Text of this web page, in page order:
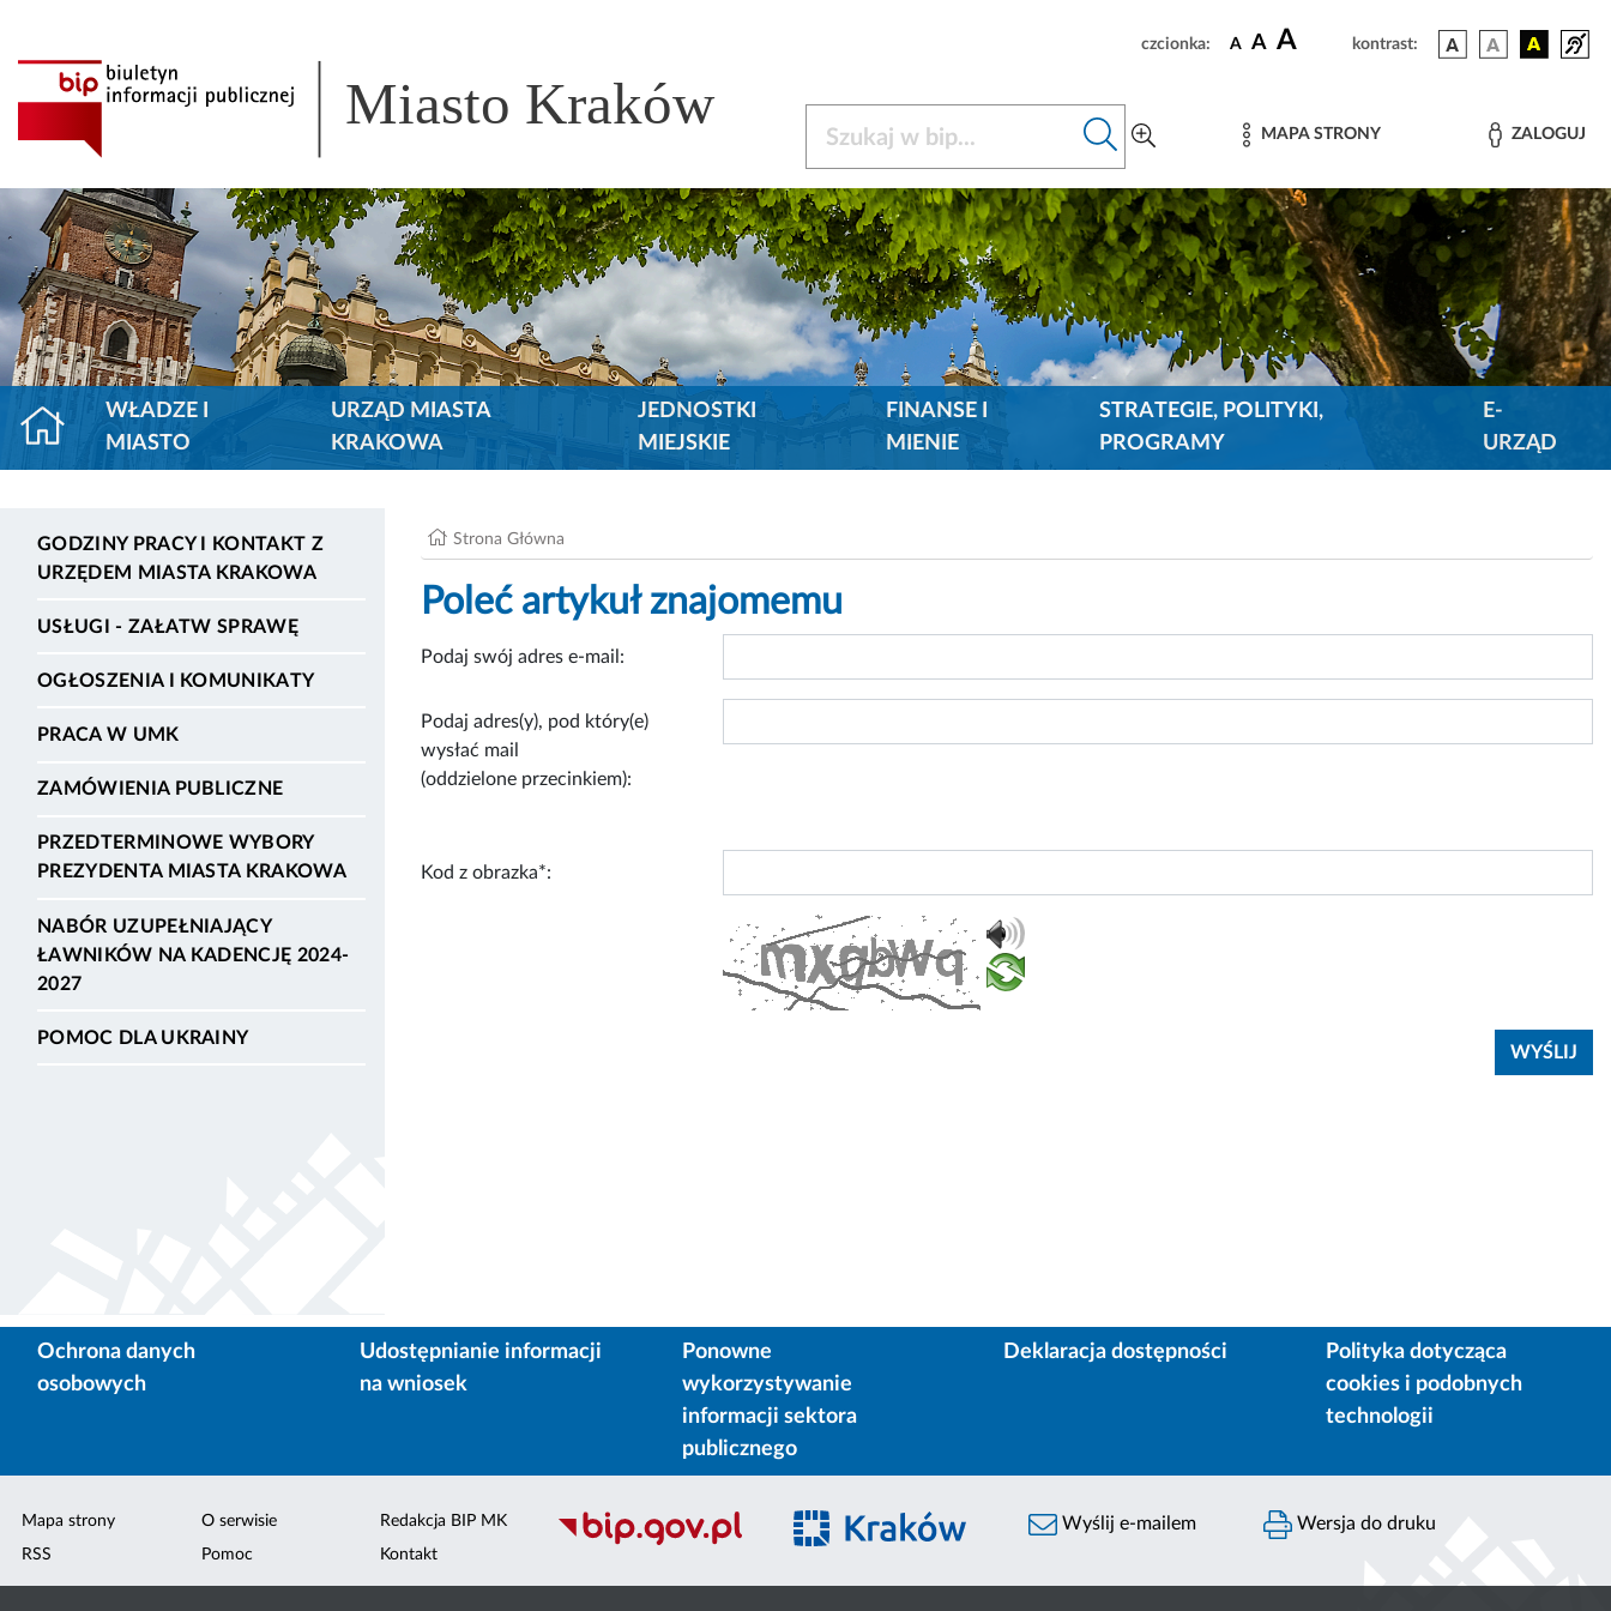
czcionka: A A A kontrast:
Miasto Kraków MAPA STRONY ZALOGUJ
WŁADZE I
MIASTO
URZĄD MIASTA
KRAKOWA
JEDNOSTKI
MIEJSKIE
FINANSE I
MIENIE
STRATEGIE, POLITYKI,
PROGRAMY
E-
URZĄD
GODZINY PRACY I KONTAKT Z
URZĘDEM MIASTA KRAKOWA
USŁUGI - ZAŁATW SPRAWĘ
OGŁOSZENIA I KOMUNIKATY
PRACA W UMK
ZAMÓWIENIA PUBLICZNE
PRZEDTERMINOWE WYBORY
PREZYDENTA MIASTA KRAKOWA
NABÓR UZUPEŁNIAJĄCY
ŁAWNIKÓW NA KADENCJĘ 2024-
2027
POMOC DLA UKRAINY
Strona Główna
Poleć artykuł znajomemu
Podaj swój adres e-mail:
Podaj adres(y), pod który(e)
wysłać mail
(oddzielone przecinkiem):
Kod z obrazka*:
Ochrona danych
osobowych
Udostępnianie informacji
na wniosek
Ponowne
wykorzystywanie
informacji sektora
publicznego
Deklaracja dostępności
Polityka dotycząca
cookies i podobnych
technologii
Mapa strony
RSS
O serwisie
Pomoc
Redakcja BIP MK
Kontakt
Wyślij e-mailem Wersja do druku